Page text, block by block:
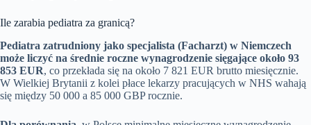
Ile zarabia pediatra za granicą?
Pediatra zatrudniony jako specjalista (Facharzt) w Niemczech
może liczyć na średnie roczne wynagrodzenie sięgające około 93
853 EUR, co przekłada się na około 7 821 EUR brutto miesięcznie.
W Wielkiej Brytanii z kolei płace lekarzy pracujących w NHS wahają
się między 50 000 a 85 000 GBP rocznie.